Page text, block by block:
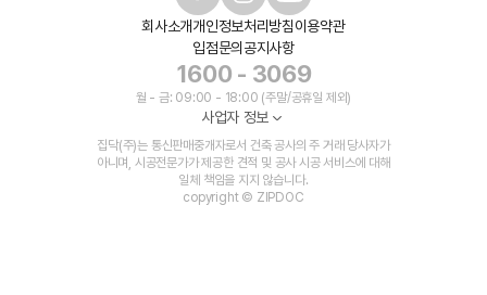
회사소개개인정보처리방침이용약관
입점문의 공지사항
1600 - 3069
월 - 금: 09:00 - 18:00 (주말/공휴일 제외)
사업자 정보
집닥(주)는 통신판매중개자로서 건축 공사의 주 거래 당사자가
아니며, 시공전문가가 제공한 견적 및 공사 시공 서비스에 대해
일체 책임을 지지 않습니다.
copyright © ZIPDOC